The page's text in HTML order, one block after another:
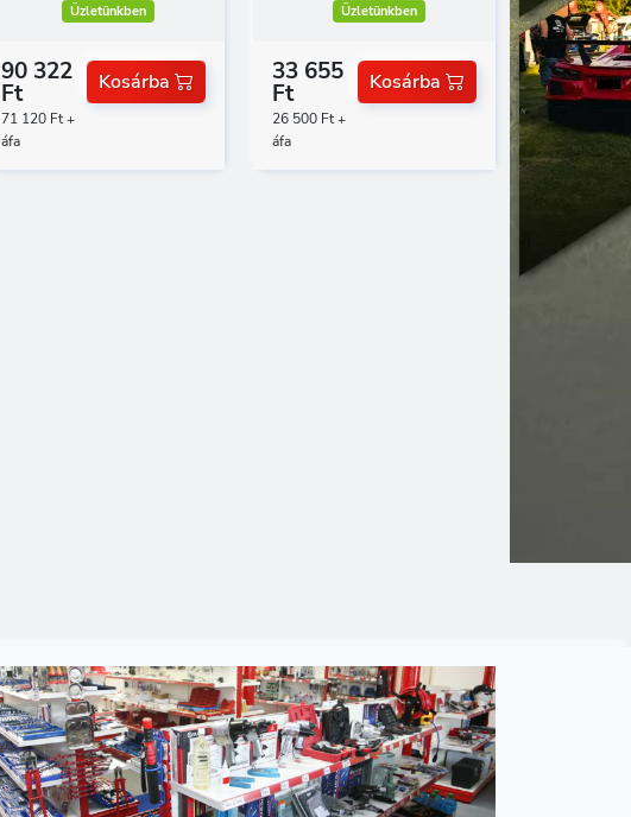
Üzletünkben
90 322
Ft
71 120 Ft +
áfa
Kosárba
Üzletünkben
33 655
Ft
26 500 Ft +
áfa
Kosárba